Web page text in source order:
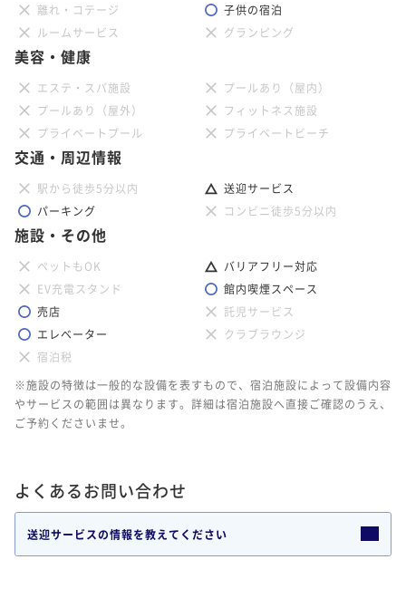
離れ・コテージ
子供の宿泊
ルームサービス
グランピング
美容・健康
エステ・スパ施設
プールあり（屋内）
プールあり（屋外）
フィットネス施設
プライベートプール
プライベートビーチ
交通・周辺情報
駅から徒歩5分以内
送迎サービス
パーキング
コンビニ徒歩5分以内
施設・その他
ペットもOK
バリアフリー対応
EV充電スタンド
館内喫煙スペース
売店
託児サービス
エレベーター
クラブラウンジ
宿泊税
※施設の特徴は一般的な設備を表すもので、宿泊施設によって設備内容
やサービスの範囲は異なります。詳細は宿泊施設へ直接ご確認のうえ、
ご予約くださいませ。
よくあるお問い合わせ
送迎サービスの情報を教えてください